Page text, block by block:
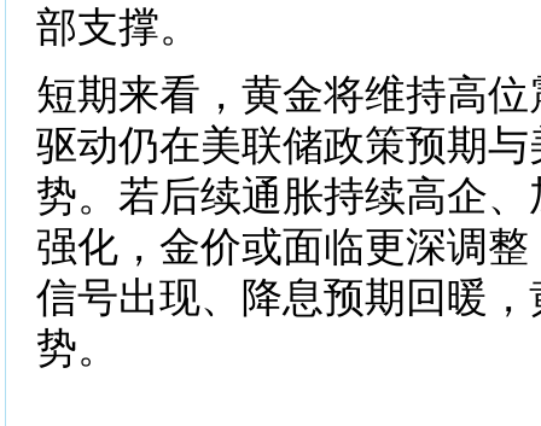
部支撑。
短期来看，黄金将维持高
驱动仍在美联储政策预期
势。若后续通胀持续高企
强化，金价或面临更深调
信号出现、降息预期回暖
势。